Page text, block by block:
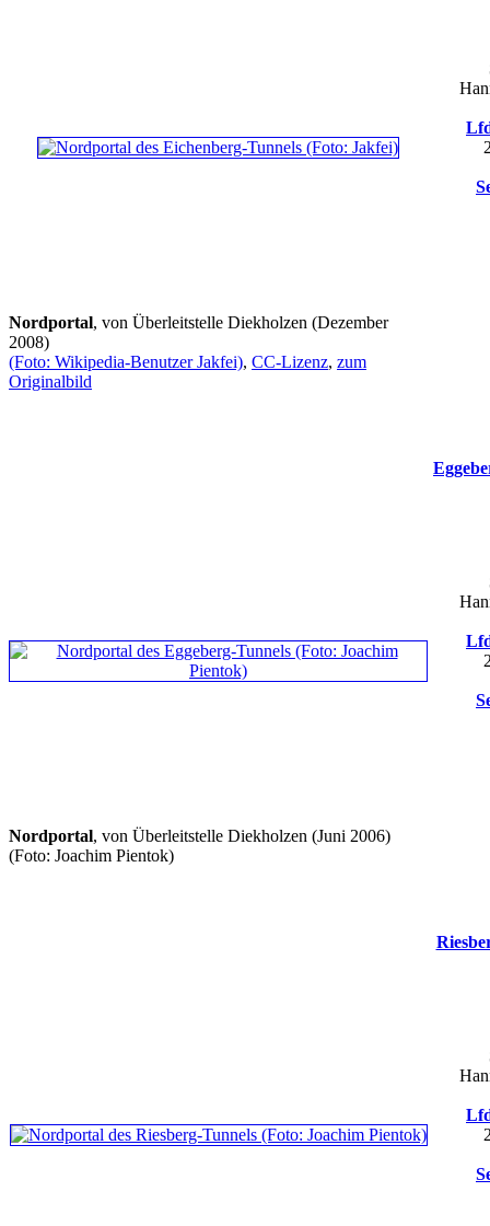
Nordportal, von Überleitstelle Diekholzen (Dezember
2008)
(Foto: Wikipedia-Benutzer Jakfei), CC-Lizenz, zum
Originalbild
Nordportal, von Überleitstelle Diekholzen (Juni 2006)
(Foto: Joachim Pientok)